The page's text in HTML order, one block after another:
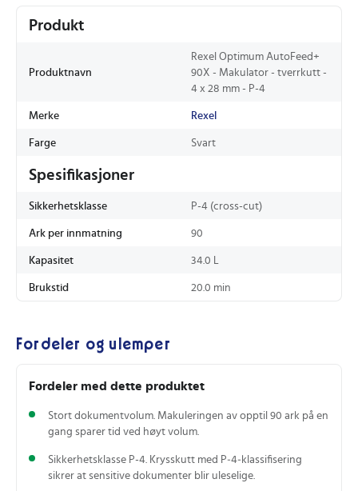
Produkt
Produktnavn
Rexel Optimum AutoFeed+
90X - Makulator - tverrkutt -
4 x 28 mm - P-4
Merke Rexel
Farge Svart
Spesifikasjoner
Sikkerhetsklasse P-4 (cross-cut)
Ark per innmatning 90
Kapasitet 34.0 L
Brukstid 20.0 min
Fordeler og ulemper
Fordeler med dette produktet
Stort dokumentvolum. Makuleringen av opptil 90 ark på en
gang sparer tid ved høyt volum.
Sikkerhetsklasse P-4. Krysskutt med P‑4‑klassifisering
sikrer at sensitive dokumenter blir uleselige.